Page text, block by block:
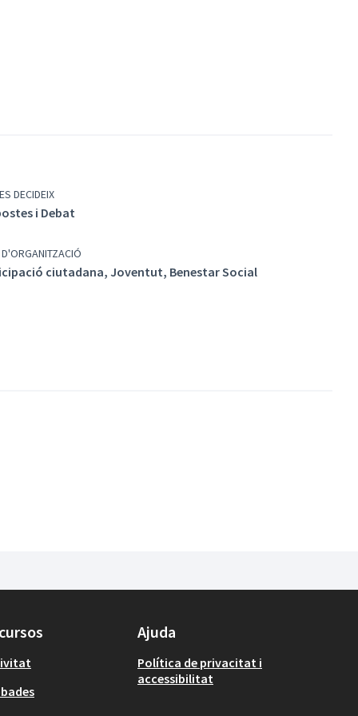
DECIDEIX
i Debat
ciutadana, Joventut, Benestar Social
Ajuda
Política de privacitat i
accessibilitat